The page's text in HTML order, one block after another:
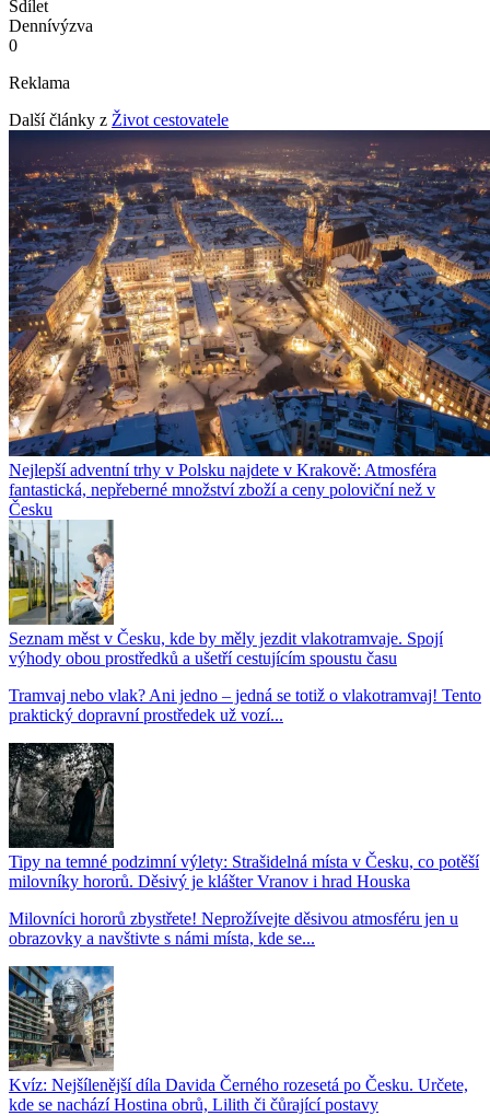
Sdílet
Dennívýzva
0
Reklama
Další články z Život cestovatele
Nejlepší adventní trhy v Polsku najdete v Krakově: Atmosféra
fantastická, nepřeberné množství zboží a ceny poloviční než v
Česku
Seznam měst v Česku, kde by měly jezdit vlakotramvaje. Spojí
výhody obou prostředků a ušetří cestujícím spoustu času
Tramvaj nebo vlak? Ani jedno – jedná se totiž o vlakotramvaj! Tento
praktický dopravní prostředek už vozí...
Tipy na temné podzimní výlety: Strašidelná místa v Česku, co potěší
milovníky hororů. Děsivý je klášter Vranov i hrad Houska
Milovníci hororů zbystřete! Neprožívejte děsivou atmosféru jen u
obrazovky a navštivte s námi místa, kde se...
Kvíz: Nejšílenější díla Davida Černého rozesetá po Česku. Určete,
kde se nachází Hostina obrů, Lilith či čůrající postavy